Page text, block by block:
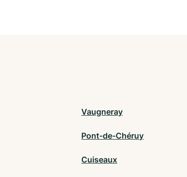
Vaugneray
Pont-de-Chéruy
Cuiseaux